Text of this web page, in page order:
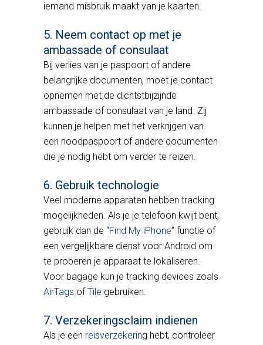
iemand misbruik maakt van je kaarten.
5. Neem contact op met je
ambassade of consulaat
Bij verlies van je paspoort of andere
belangrijke documenten, moet je contact
opnemen met de dichtstbijzijnde
ambassade of consulaat van je land. Zij
kunnen je helpen met het verkrijgen van
een noodpaspoort of andere documenten
die je nodig hebt om verder te reizen.
6. Gebruik technologie
Veel moderne apparaten hebben tracking
mogelijkheden. Als je je telefoon kwijt bent,
gebruik dan de “Find My iPhone” functie of
een vergelijkbare dienst voor Android om
te proberen je apparaat te lokaliseren.
Voor bagage kun je tracking devices zoals
AirTags of Tile gebruiken.
7. Verzekeringsclaim indienen
Als je een reisverzekering hebt, controleer